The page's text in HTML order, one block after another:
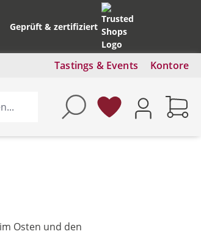
Geprüft & zertifiziert
Tastings & Events Kontore
Osten und den